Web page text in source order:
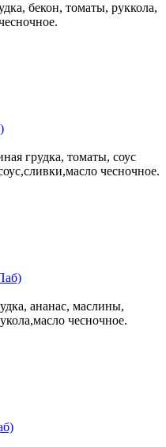
бекон, томаты, руккола,
грудка, томаты, соус
чесночное.
ананас, маслины,
чесночное.